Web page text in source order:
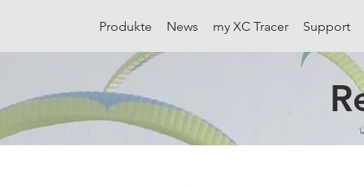
Produkte News my XC Tracer Support